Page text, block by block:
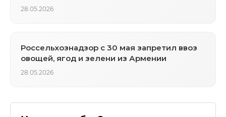
28.05.2026
Россельхознадзор с 30 мая запретил ввоз
овощей, ягод и зелени из Армении
28.05.2026